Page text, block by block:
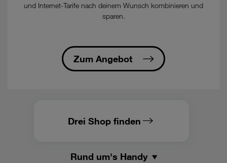
und Internet-Tarife nach deinem Wunsch kombinieren und
sparen.
Zum Angebot
Drei Shop finden
Rund um's Handy